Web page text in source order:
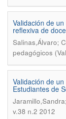
Validación de
reflexiva de
Salinas,Álvaro;
pedagógicos
Validación de
Estudiantes de
v.38 n.2 2012